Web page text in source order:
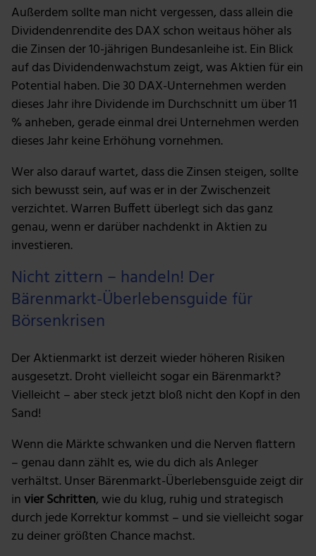
ihnen bereitgestellt hast oder die sie im Rahmen deiner
Nutzung der Dienste gesammelt haben.
Außerdem sollte man nicht vergessen, dass allein die
Dividendenrendite des DAX schon weitaus höher als
die Zinsen der 10-jährigen Bundesanleihe ist. Ein Blick
auf das Dividendenwachstum zeigt, was Aktien für ein
Potential haben. Die 30 DAX-Unternehmen werden
dieses Jahr ihre Dividende im Durchschnitt um über 11
% anheben, gerade einmal drei Unternehmen werden
dieses Jahr keine Erhöhung vornehmen.
Wer also darauf wartet, dass die Zinsen steigen, sollte
sich bewusst sein, auf was er in der Zwischenzeit
verzichtet. Warren Buffett überlegt sich das ganz
genau, wenn er darüber nachdenkt in Aktien zu
investieren.
Nicht zittern – handeln! Der
Bärenmarkt-Überlebensguide für
Börsenkrisen
Der Aktienmarkt ist derzeit wieder höheren Risiken
ausgesetzt. Droht vielleicht sogar ein Bärenmarkt?
Vielleicht – aber steck jetzt bloß nicht den Kopf in den
Sand!
Wenn die Märkte schwanken und die Nerven flattern
– genau dann zählt es, wie du dich als Anleger
verhältst. Unser Bärenmarkt-Überlebensguide zeigt dir
invier Schritten, wie du klug, ruhig und strategisch
durch jede Korrektur kommst – und sie vielleicht sogar
zu deiner größten Chance machst.